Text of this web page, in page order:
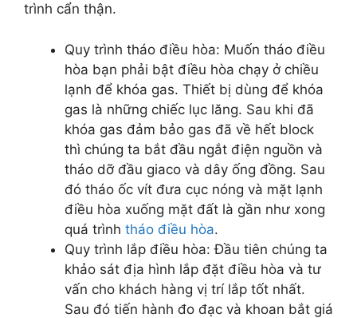
trình cẩn thận.
Quy trình tháo điều hòa: Muốn tháo điều
hòa bạn phải bật điều hòa chạy ở chiều
lạnh để khóa gas. Thiết bị dùng để khóa
gas là những chiếc lục lăng. Sau khi đã
khóa gas đảm bảo gas đã về hết block
thì chúng ta bắt đầu ngắt điện nguồn và
tháo dỡ đầu giaco và dây ống đồng. Sau
đó tháo ốc vít đưa cục nóng và mặt lạnh
điều hòa xuống mặt đất là gần như xong
quá trình tháo điều hòa.
Quy trình lắp điều hòa: Đầu tiên chúng ta
khảo sát địa hình lắp đặt điều hòa và tư
vấn cho khách hàng vị trí lắp tốt nhất.
Sau đó tiến hành đo đạc và khoan bắt giá